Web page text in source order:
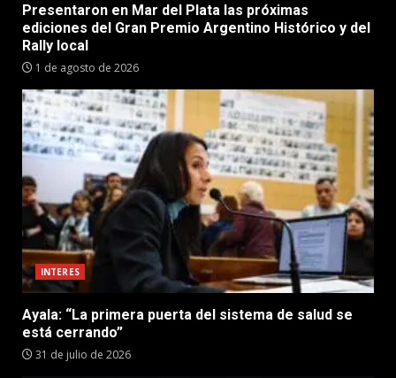
Presentaron en Mar del Plata las próximas
ediciones del Gran Premio Argentino Histórico y del
Rally local
1 de agosto de 2026
INTERES
Ayala: “La primera puerta del sistema de salud se
está cerrando”
31 de julio de 2026